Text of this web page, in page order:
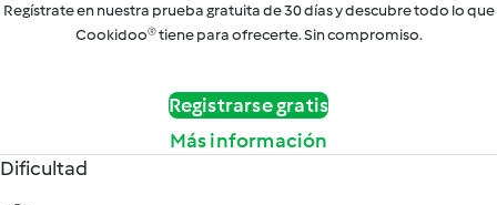
Regístrate en nuestra prueba gratuita de 30 días y descubre todo lo que
Cookidoo® tiene para ofrecerte. Sin compromiso.
Registrarse gratis
Más información
Dificultad